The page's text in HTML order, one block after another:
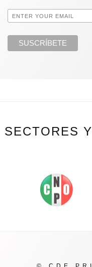
SECTORES